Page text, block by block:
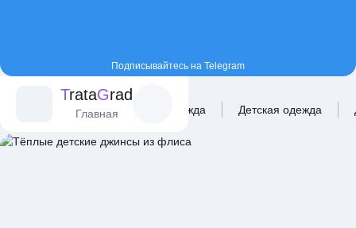
Подписывайтесь на Telegram
TrataGrad
Главная
Каталог Одежда Детская одежда